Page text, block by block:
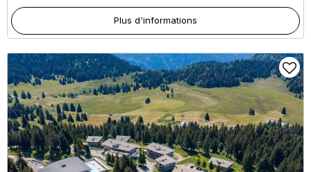
Plus d'informations